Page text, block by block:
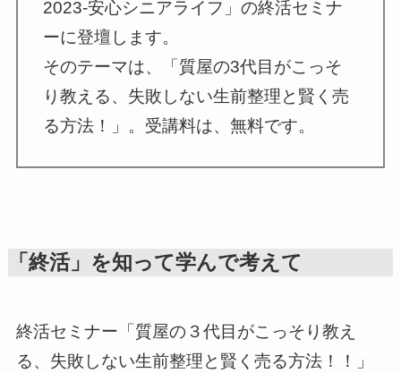
2023-安心シニアライフ」の終活セミナ
ーに登壇します。
そのテーマは、「質屋の3代目がこっそ
り教える、失敗しない生前整理と賢く売
る方法！」。受講料は、無料です。
「終活」を知って学んで考えて
終活セミナー「質屋の３代目がこっそり教え
る、失敗しない生前整理と賢く売る方法！！」